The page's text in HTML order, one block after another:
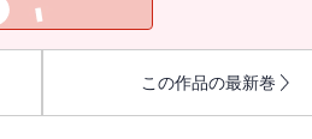
この作品の最新巻